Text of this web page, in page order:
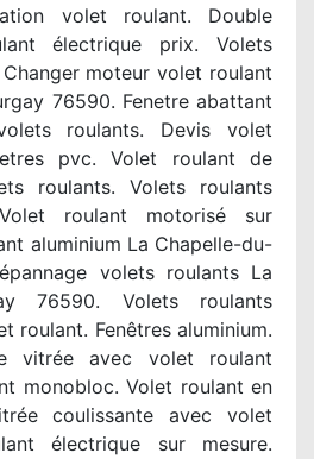
volet roulant. Double
électrique prix. Volets
moteur volet roulant
76590. Fenetre abattant
roulants. Devis volet
pvc. Volet roulant de
roulants. Volets roulants
roulant motorisé sur
aluminium La Chapelle-du-
volets roulants La
76590. Volets roulants
roulant. Fenêtres aluminium.
vitrée avec volet roulant
monobloc. Volet roulant en
coulissante avec volet
électrique sur mesure.